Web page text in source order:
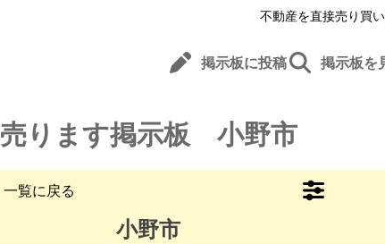
不動産を直接売り買
掲示板に投稿 掲示板を
売ります掲示板 小野市
一覧に戻る
小野市